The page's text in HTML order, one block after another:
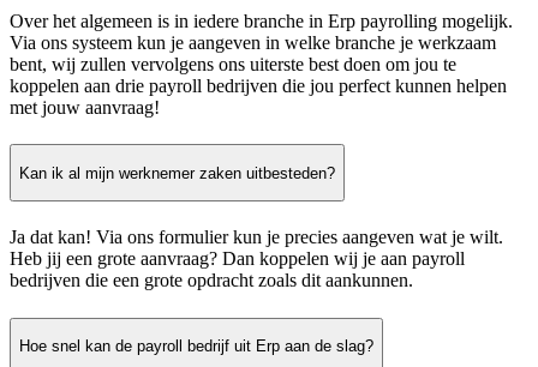
Over het algemeen is in iedere branche in Erp payrolling mogelijk.
Via ons systeem kun je aangeven in welke branche je werkzaam
bent, wij zullen vervolgens ons uiterste best doen om jou te
koppelen aan drie payroll bedrijven die jou perfect kunnen helpen
met jouw aanvraag!
Kan ik al mijn werknemer zaken uitbesteden?
Ja dat kan! Via ons formulier kun je precies aangeven wat je wilt.
Heb jij een grote aanvraag? Dan koppelen wij je aan payroll
bedrijven die een grote opdracht zoals dit aankunnen.
Hoe snel kan de payroll bedrijf uit Erp aan de slag?